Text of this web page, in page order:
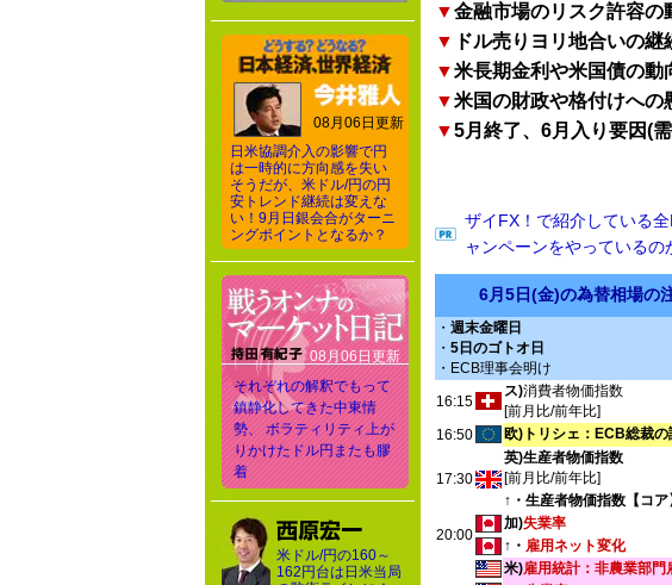
▼金融市場のリスク許容の
▼ ドル売りヨリ地合いの
▼米長期金利や米国債の動
▼米国の財政や格付けへの
▼5月終了、6月入り要因(
ザイFX！で紹介している
ャンペーンをやっているの
6月5日(金)の為替相場の
・ 週末金曜日
・ 5日のゴトオ日
・ECB理事会明け
16:15
ス)消費者物価指数
[前月比/前年比]
16:50
欧)トリシェ：ECB総裁の
17:30
英)生産者物価指数
[前月比/前年比]
↑・生産者物価指数【コア
20:00
加)失業率
↑・ 雇用ネット変化
米)雇用統計：非農業部門
08月06日更新
日米協調介入の影響で円
は一時的に方向感を失い
そうだが、米ドル/円の円
安トレンド継続は変えな
い！9月日銀会合がターニ
ングポイントとなるか？
08月06日更新
それぞれの解釈でもって
鎮静化してきた中東情
勢、 ボラティリティ上が
りかけたドル円またも膠
着
米ドル/円の160～
162円台は日米当局